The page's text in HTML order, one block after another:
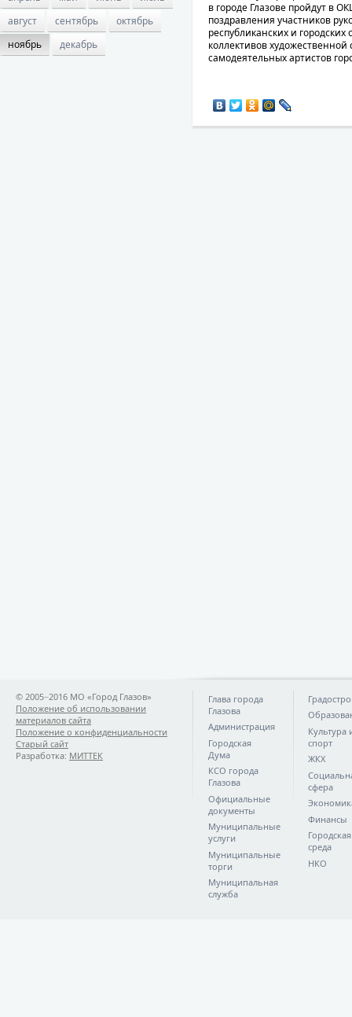
август
сентябрь
октябрь
ноябрь
декабрь
в городе Глазове пройдут в
поздравления участников
республиканских и
коллективов
самодеятельных артистов
© 2005−2016 МО «Город Глазов»
Положение об использовании
материалов сайта
Положение о конфиденциальности
Старый сайт
Разработка: МИТТЕК
Глава города
Глазова
Администрация
Городская
Дума
КСО города
Глазова
Официальные
документы
Муниципальные
услуги
Муниципальные
торги
Муниципальная
служба
Культура
спорт
ЖКХ
сфера
Финансы
Городская
среда
НКО